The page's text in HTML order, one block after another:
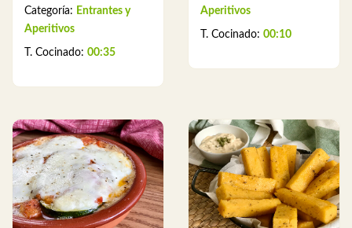
Categoría: Entrantes y
Aperitivos
T. Cocinado: 00:35
Aperitivos
T. Cocinado: 00:10